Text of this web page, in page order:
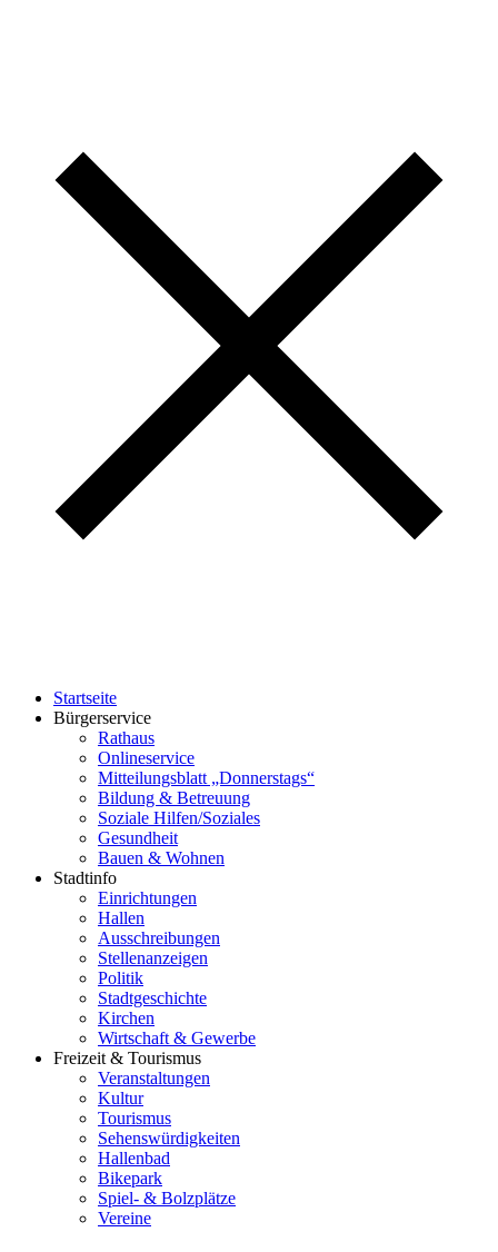
Startseite
Bürgerservice
Rathaus
Onlineservice
Mitteilungsblatt „Donnerstags“
Bildung & Betreuung
Soziale Hilfen/Soziales
Gesundheit
Bauen & Wohnen
Stadtinfo
Einrichtungen
Hallen
Ausschreibungen
Stellenanzeigen
Politik
Stadtgeschichte
Kirchen
Wirtschaft & Gewerbe
Freizeit & Tourismus
Veranstaltungen
Kultur
Tourismus
Sehenswürdigkeiten
Hallenbad
Bikepark
Spiel- & Bolzplätze
Vereine